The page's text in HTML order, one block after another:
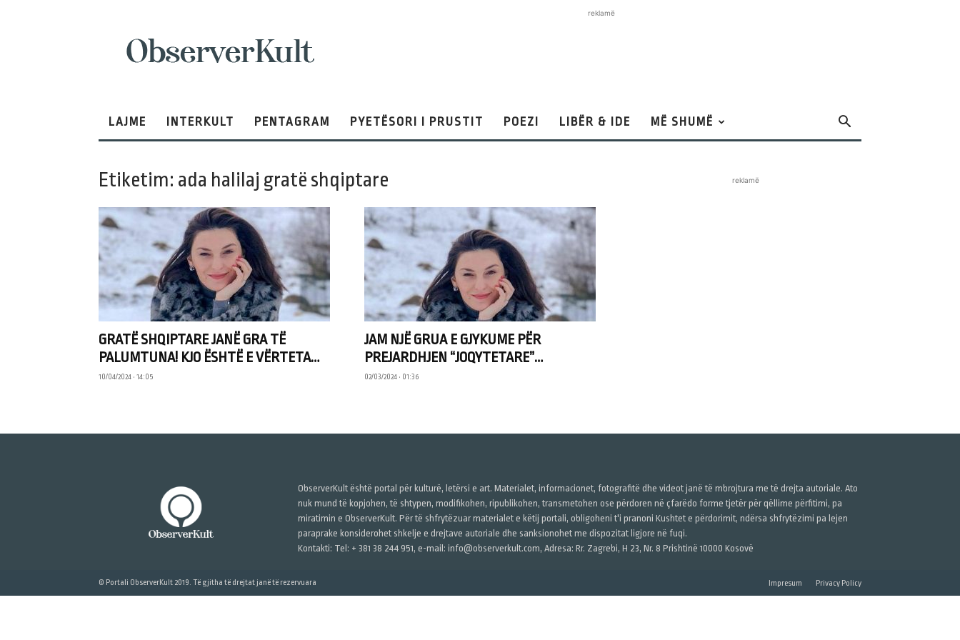
reklamë
LAJME INTERKULT PENTAGRAM PYETËSORI I PRUSTIT POEZI LIBËR & IDE MË SHUMË
Etiketim: ada halilaj gratë shqiptare
GRATË SHQIPTARE JANË GRA TË
PALUMTUNA! KJO ËSHTË E VËRTETA…
10/04/2024 • 14:05
JAM NJË GRUA E GJYKUME PËR
PREJARDHJEN “JOQYTETARE”…
02/03/2024 • 01:36
reklamë
ObserverKult është portal për kulturë, letërsi e art. Materialet, informacionet, fotografitë dhe videot janë të mbrojtura me të drejta autoriale. Ato
nuk mund të kopjohen, të shtypen, modifikohen, ripublikohen, transmetohen ose përdoren në çfarëdo forme tjetër për qëllime përfitimi, pa
miratimin e ObserverKult. Për të shfrytëzuar materialet e këtij portali, obligoheni t'i pranoni Kushtet e përdorimit, ndërsa shfrytëzimi pa lejen
paraprake konsiderohet shkelje e drejtave autoriale dhe sanksionohet me dispozitat ligjore në fuqi.
Kontakti: Tel: + 381 38 244 951, e-mail: info@observerkult.com, Adresa: Rr. Zagrebi, H 23, Nr. 8 Prishtinë 10000 Kosovë
Impresum Privacy Policy
© Portali ObserverKult 2019. Të gjitha të drejtat janë të rezervuara